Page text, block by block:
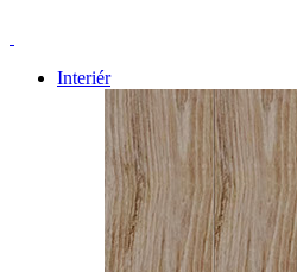
Interiér